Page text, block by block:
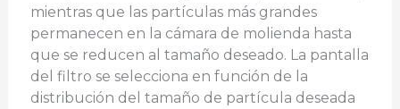
mientras que las partículas más grandes
permanecen en la cámara de molienda hasta
que se reducen al tamaño deseado. La pantalla
del filtro se selecciona en función de la
distribución del tamaño de partícula deseada